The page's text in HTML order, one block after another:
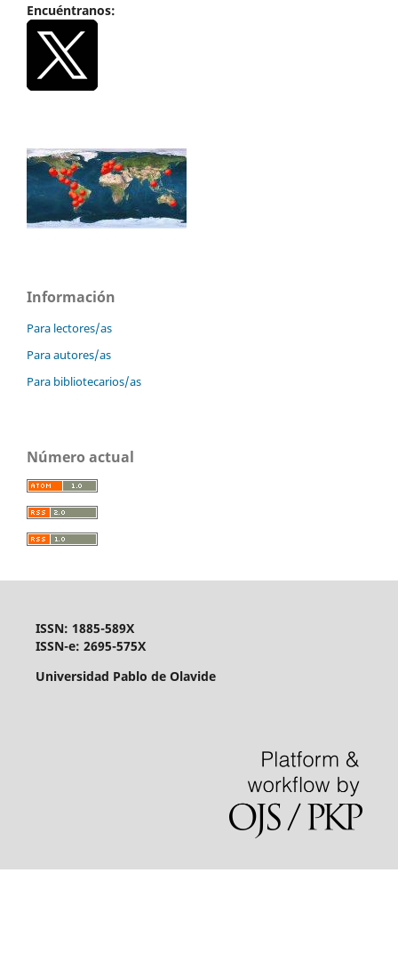
Encuéntranos:
Información
Para lectores/as
Para autores/as
Para bibliotecarios/as
Número actual
ISSN: 1885-589X
ISSN-e: 2695-575X
Universidad Pablo de Olavide